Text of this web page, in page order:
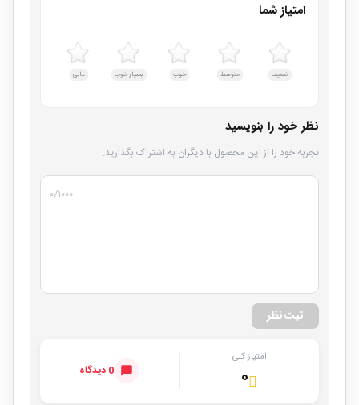
امتیاز شما
ضعیف متوسط خوب بسیار خوب عالی
نظر خود را بنویسید
تجربه خود را از این محصول با دیگران به اشتراک بگذارید.
۰/۱۰۰۰
ثبت نظر
امتیاز کلی
۰ 0 دیدگاه